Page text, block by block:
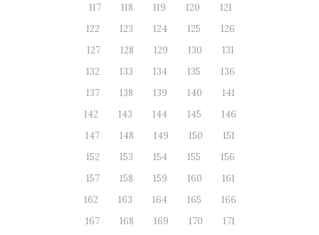
117
118 119 120
121
122
123 124 125
126
127
128 129 130
131
132
133 134 135
136
137
138 139 140
141
142
143 144 145
146
147
148 149 150
151
152
153 154 155
156
157
158 159 160
161
162
163 164 165
166
167
168 169 170
171